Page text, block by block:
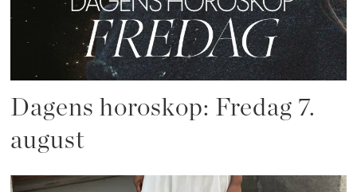
Dagens horoskop: Fredag 7.
august